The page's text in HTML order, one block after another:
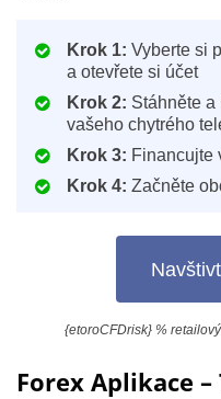
Krok 1: Vyberte si
a otevřete si účet
Krok 2: Stáhněte
vašeho chytrého
Krok 3: Financujte
Krok 4: Začněte
{etoroCFDrisk} %
Forex Aplikace –